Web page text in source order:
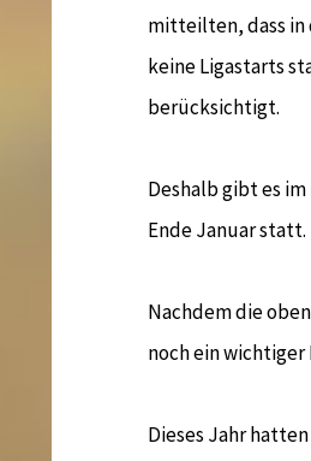
mitteilten, dass in
keine Ligastarts
berücksichtigt.
Deshalb gibt es
Ende Januar statt.
Nachdem die
noch ein wichtiger
Dieses Jahr